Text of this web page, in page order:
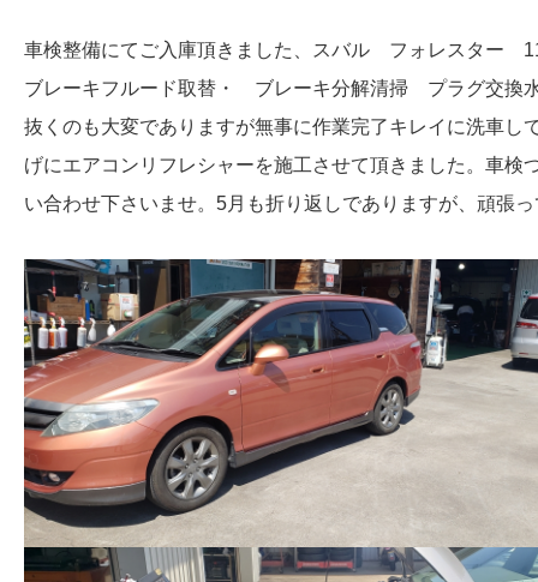
車検整備にてご入庫頂きました、スバル フォレスター
ブレーキフルード取替・ ブレーキ分解清掃 プラグ交換
抜くのも大変でありますが無事に作業完了キレイに洗車し
げにエアコンリフレシャーを施工させて頂きました。車
い合わせ下さいませ。5月も折り返しでありますが、頑張